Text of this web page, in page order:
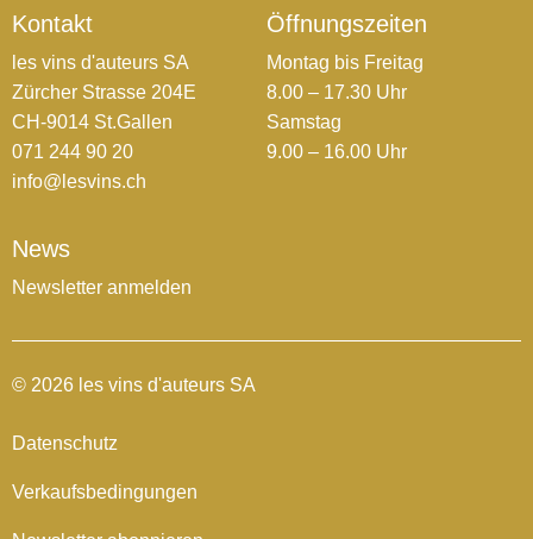
Kontakt
les vins d'auteurs SA
Zürcher Strasse 204E
CH-9014 St.Gallen
071 244 90 20
info@lesvins.ch
Öffnungszeiten
Montag bis Freitag
8.00 – 17.30 Uhr
Samstag
9.00 – 16.00 Uhr
News
Newsletter anmelden
© 2026 les vins d'auteurs SA
Datenschutz
Verkaufsbedingungen